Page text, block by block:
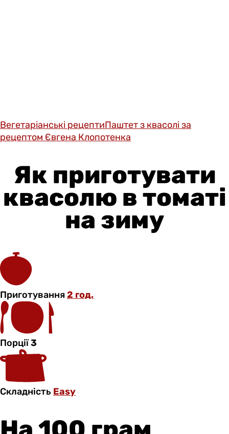
Вегетаріанські рецептиПаштет з квасолі за
рецептом Євгена Клопотенка
Як приготувати
квасолю в томаті
на зиму
Приготування2 год.
Порції3
Складність Easy